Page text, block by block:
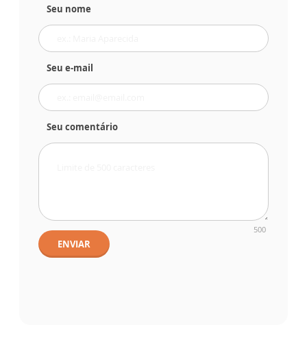
Seu nome
Seu e-mail
Seu comentário
500
ENVIAR